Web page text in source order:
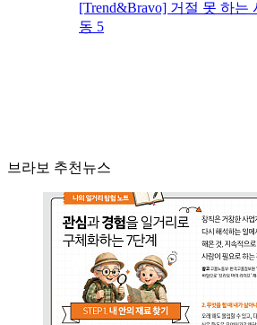
[Trend&Bravo] 거절 못 하는
동 5
브라보 추천뉴스